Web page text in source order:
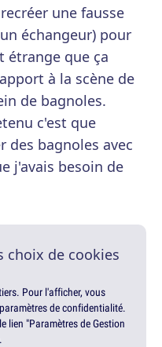
une fausse
échangeur) pour
étrange que ça
à la scène de
de bagnoles.
c'est que
des bagnoles avec
j'avais besoin de
choix de cookies
Pour l'afficher, vous
de confidentialité.
lien "Paramètres de Gestion